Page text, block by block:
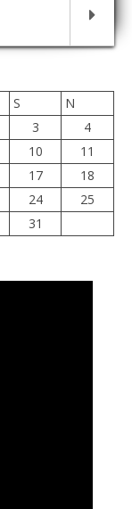
S
N
3
4
10
11
17
18
24
25
31